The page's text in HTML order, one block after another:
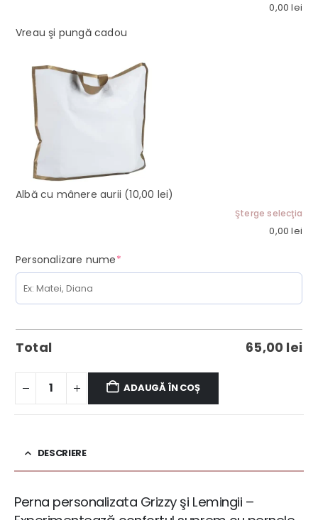
0,00lei
Vreau şi pungă cadou
Albă cu mânere aurii (10,00 lei)
Şterge selecţia
0,00lei
Personalizare nume*(required)
Total 65,00 lei
ADAUGĂ ÎN COȘ
DESCRIERE
Perna personalizata Grizzy şi Lemingii –